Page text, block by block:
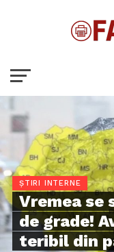
ȘTIRI INTERNE
Vremea se
de grade!
teribil din